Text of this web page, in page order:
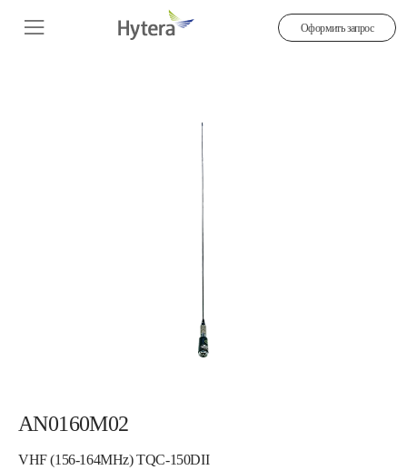
Оформить запрос
AN0160M02
VHF (156-164MHz) TQC-150DII